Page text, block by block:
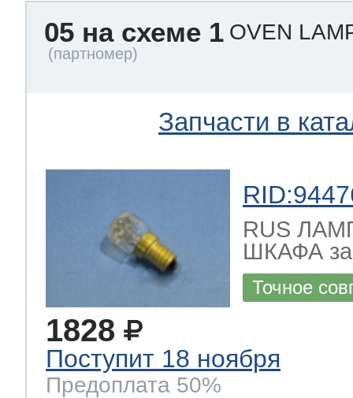
05 на схеме 1 OVEN
Запчасти в
RUS
ШКАФА
Точное
1828
Поступит 18 ноября
Предоплата 50%